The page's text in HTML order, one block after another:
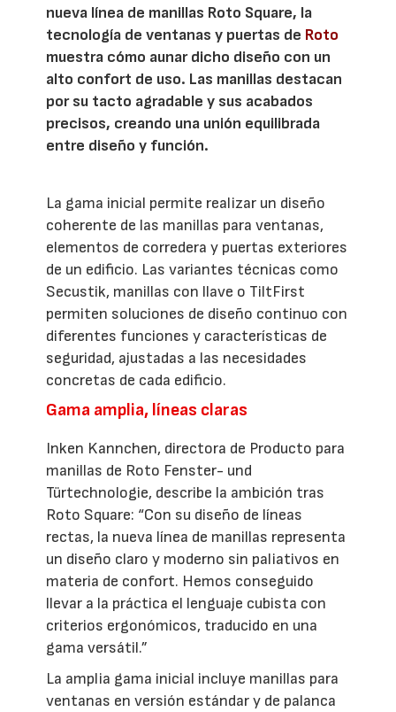
nueva línea de manillas Roto Square, la
tecnología de ventanas y puertas de Roto
muestra cómo aunar dicho diseño con un
alto confort de uso. Las manillas destacan
por su tacto agradable y sus acabados
precisos, creando una unión equilibrada
entre diseño y función.
La gama inicial permite realizar un diseño
coherente de las manillas para ventanas,
elementos de corredera y puertas exteriores
de un edificio. Las variantes técnicas como
Secustik, manillas con llave o TiltFirst
permiten soluciones de diseño continuo con
diferentes funciones y características de
seguridad, ajustadas a las necesidades
concretas de cada edificio.
Gama amplia, líneas claras
Inken Kannchen, directora de Producto para
manillas de Roto Fenster- und
Türtechnologie, describe la ambición tras
Roto Square: “Con su diseño de líneas
rectas, la nueva línea de manillas representa
un diseño claro y moderno sin paliativos en
materia de confort. Hemos conseguido
llevar a la práctica el lenguaje cubista con
criterios ergonómicos, traducido en una
gama versátil.”
La amplia gama inicial incluye manillas para
ventanas en versión estándar y de palanca